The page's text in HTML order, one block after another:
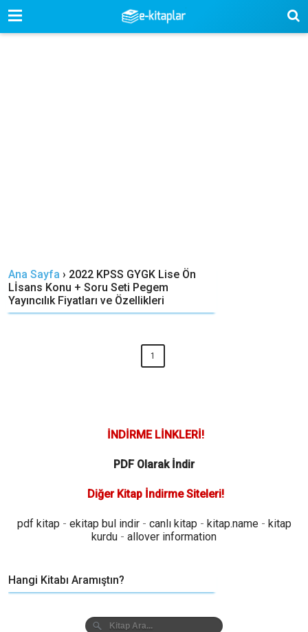
-->
Ana Sayfa › 2022 KPSS GYGK Lise Ön
Lİsans Konu + Soru Seti Pegem
Yayıncılık Fiyatları ve Özellikleri
1
İNDİRME LİNKLERİ!
PDF Olarak İndir
Diğer Kitap İndirme Siteleri!
pdf kitap - ekitap bul indir- canlı kitap - kitap.name- kitap
kurdu - allover information
Hangi Kitabı Aramıştın?